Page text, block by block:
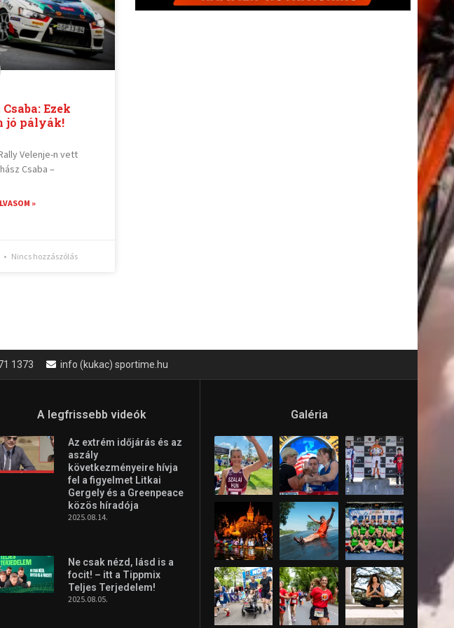
Ezek
jó pályák!
Velenje-n vett
Csaba –
»
Nincs hozzászólás
A legfrissebb videók
Az extrém időjárás és az
aszály
következményeire hívja
fel a figyelmet Litkai
Gergely és a Greenpeace
Ne csak nézd, lásd is a
focit! – itt a Tippmix
Galéria